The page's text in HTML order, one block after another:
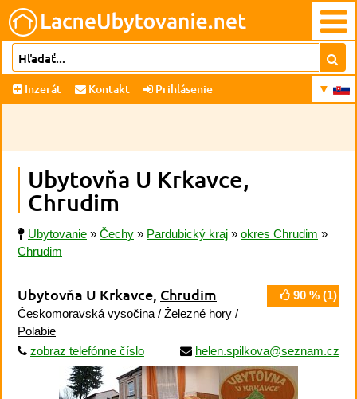
Inzerát Kontakt Prihlásenie
Ubytovňa U Krkavce,
Chrudim
Ubytovanie » Čechy » Pardubický kraj » okres Chrudim »
Chrudim
90 % (1)
Ubytovňa U Krkavce, Chrudim
Českomoravská vysočina / Železné hory /
Polabie
zobraz telefónne číslo
helen.spilkova@seznam.cz